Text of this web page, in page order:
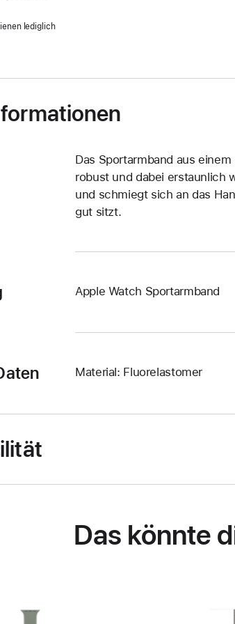
lediglich
Das Sportarmband aus
robust und dabei erstaunlich
und schmiegt sich an das
gut sitzt.
Apple Watch Sportarmband
Material: Fluorelastomer
Das könnte